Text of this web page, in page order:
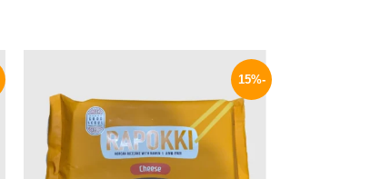
-15%
275 EGP.
234 EGP.